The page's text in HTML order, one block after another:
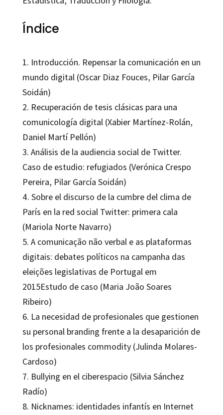
Índice
1. Introducción. Repensar la comunicación en un
mundo digital (Oscar Diaz Fouces, Pilar García
Soidán)
2. Recuperación de tesis clásicas para una
comunicología digital (Xabier Martínez-Rolán,
Daniel Martí Pellón)
3. Análisis de la audiencia social de Twitter.
Caso de estudio: refugiados (Verónica Crespo
Pereira, Pilar García Soidán)
4. Sobre el discurso de la cumbre del clima de
París en la red social Twitter: primera cala
(Mariola Norte Navarro)
5. A comunicação não verbal e as plataformas
digitais: debates políticos na campanha das
eleições legislativas de Portugal em
2015Estudo de caso (Maria João Soares
Ribeiro)
6. La necesidad de profesionales que gestionen
su personal branding frente a la desaparición de
los profesionales commodity (Julinda Molares-
Cardoso)
7. Bullying en el ciberespacio (Silvia Sánchez
Radío)
8. Nicknames: identidades infantís en Internet